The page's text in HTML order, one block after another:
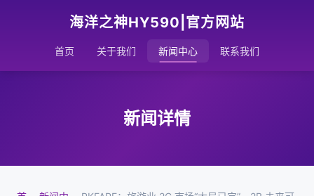
海洋之神HY590|官方网站
首页 关于我们 新闻中心 联系我们
新闻详情